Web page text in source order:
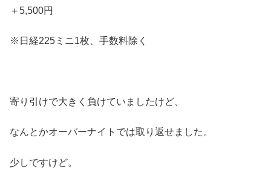
＋5,500円
※日経225ミニ1枚、手数料除く
寄り引けで大きく負けていましたけど、
なんとかオーバーナイトでは取り返せました。
少しですけど。